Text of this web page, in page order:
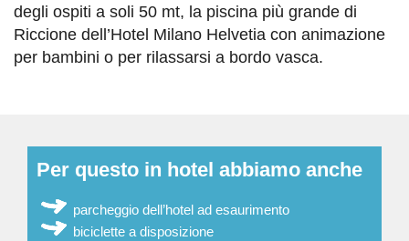
degli ospiti a soli 50 mt, la piscina più grande di
Riccione dell’Hotel Milano Helvetia con animazione
per bambini o per rilassarsi a bordo vasca.
Per questo in hotel abbiamo anche
parcheggio dell’hotel ad esaurimento
biciclette a disposizione